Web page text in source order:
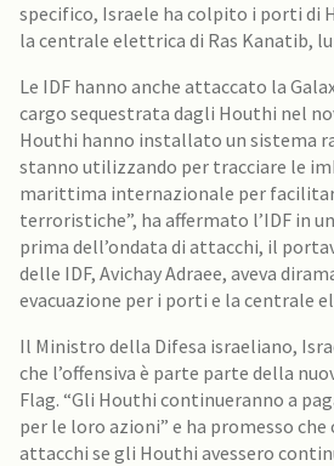
specifico, Israele ha colpito i porti di
la centrale elettrica di Ras Kanatib,
Le IDF hanno anche attaccato la
cargo sequestrata dagli Houthi nel
Houthi hanno installato un sistema
stanno utilizzando per tracciare le
marittima internazionale per
terroristiche”, ha affermato l’IDF in
prima dell’ondata di attacchi, il
delle IDF, Avichay Adraee, aveva
evacuazione per i porti e la centrale
Il Ministro della Difesa israeliano,
che l’offensiva è parte parte della
Flag. “Gli Houthi continueranno a
per le loro azioni” e ha promesso
attacchi se gli Houthi avessero